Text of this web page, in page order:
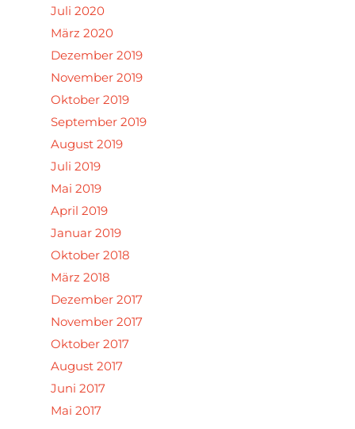
Juli 2020
März 2020
Dezember 2019
November 2019
Oktober 2019
September 2019
August 2019
Juli 2019
Mai 2019
April 2019
Januar 2019
Oktober 2018
März 2018
Dezember 2017
November 2017
Oktober 2017
August 2017
Juni 2017
Mai 2017